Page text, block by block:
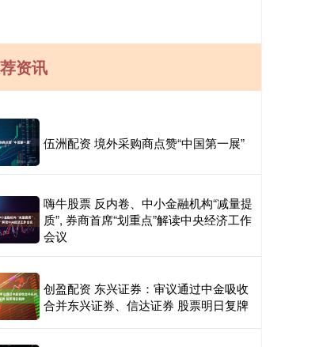
资讯
伍洲配资 境外采购商点赞“中国第一展”
嗨牛股票 反内卷、中小金融机构“减量提
质”, 券商首席“划重点”解读中央经济工作
会议
创盈配资 东兴证券：审议通过中金吸收
合并东兴证券、信达证券 股票明日复牌